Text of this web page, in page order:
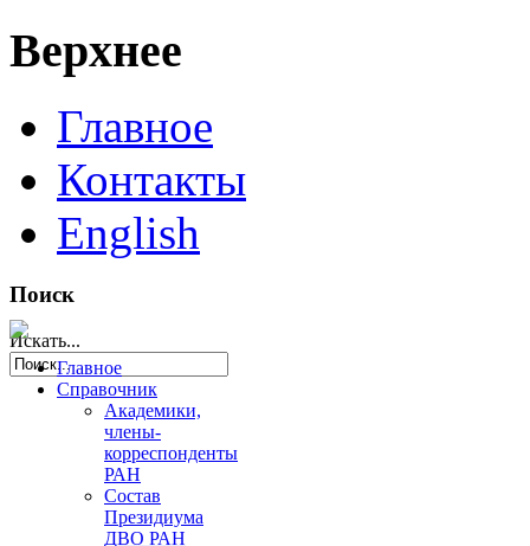
Верхнее
Главное
Контакты
English
Поиск
Искать...
Главное
Справочник
Академики,
члены-
корреспонденты
РАН
Состав
Президиума
ДВО РАН